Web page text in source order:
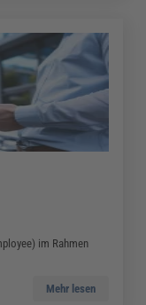
im Rahmen
Mehr lesen